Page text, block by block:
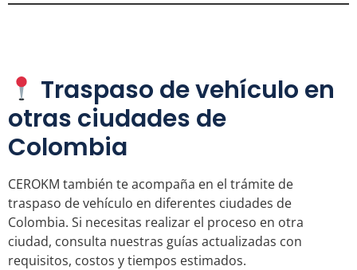
Traspaso de vehículo en
otras ciudades de
Colombia
CEROKM también te acompaña en el trámite de
traspaso de vehículo en diferentes ciudades de
Colombia. Si necesitas realizar el proceso en otra
ciudad, consulta nuestras guías actualizadas con
requisitos, costos y tiempos estimados.